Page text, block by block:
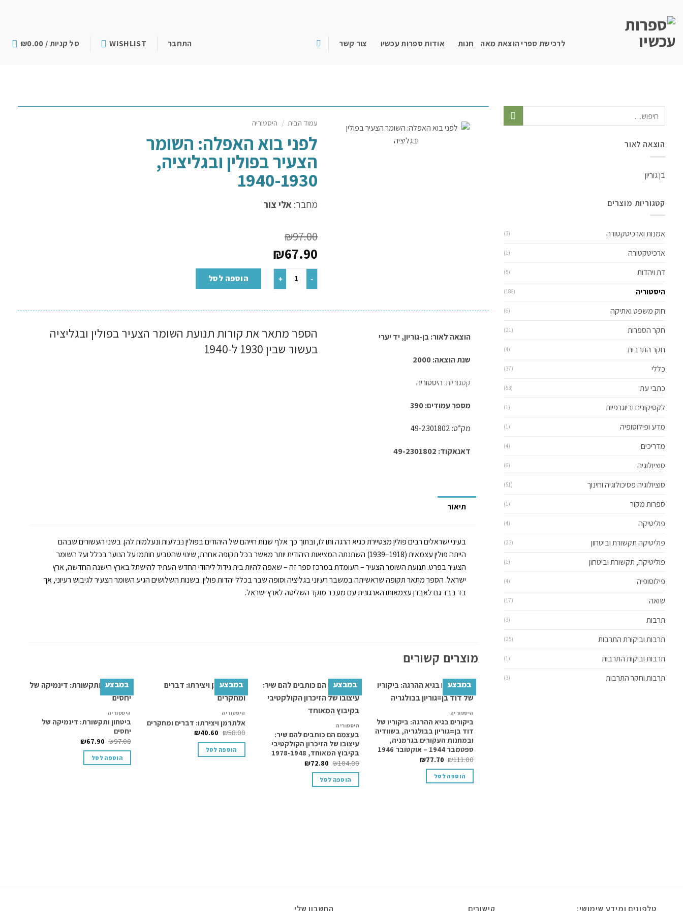
צור קשר אודות ספרות עכשיו חנות לרכישת ספרי הוצאת מאה התחבר WISHLIST סל קניות / ₪0.00
הוצאה לאור
בן גוריון
קטגוריות מוצרים
אמנות וארכיטקטורה (3)
ארכיטקטורה (1)
דת ויהדות (5)
היסטוריה (186)
חוק משפט ואתיקה (6)
חקר הספרות (21)
חקר התרבות (4)
כללי (37)
כתבי עת (53)
לקסיקונים וביוגרפיות (1)
מדע ופילוסופיה (1)
מדריכים (4)
סוציולוגיה (6)
סוציולוגיה פסיכולוגיה וחינוך (51)
ספרות מקור (1)
פוליטיקה (4)
פוליטיקה תקשורת וביטחון (23)
פוליטיקה, תקשורת וביטחון (1)
פילוסופיה (4)
שואה (17)
תרבות (3)
תרבות וביקורת התרבות (25)
תרבות וביקות התרבות (1)
תרבות וחקר התרבות (3)
עמוד הבית / היסטוריה
לפני בוא האפלה: השומר
הצעיר בפולין ובגליציה,
1940-1930
מחבר: אלי צור
₪97.00
₪67.90
הוספה לסל
הוצאה לאור:בן-גוריון,יד יערי
שנת הוצאה: 2000
קטגוריות: היסטוריה
מספר עמודים: 390
מק”ט: 49-2301802
דאנאקוד: 49-2301802
הספר מתאר את קורות תנועת השומר הצעיר בפולין ובגליציה
בעשור שבין 1930 ל-1940
תיאור
בעיני ישראלים רבים פולין מצטיירת כגיא הרגה ותו לו, ובתוך כך אלף שנות חייהם של היהודים בפולין נבלעות ונעלמות להן. בשני העשורים שבהם
הייתה פולין עצמאית (1918–1939) השתנתה המציאות היהודית יותר מאשר בכל תקופה אחרת, שינוי שהטביע חותמו על הנוער בכלל ועל השומר
הצעיר בפרט. תנועת השומר הצעיר – העומדת במרכז ספר זה – שאפה להיות בית גידול ליהודי החדש העתיד להישתל בארץ הישנה החדשה, ארץ
ישראל. הספר מתאר תקופה שראשיתה במשבר רעיוני בגליציה וסופה שבר בכלל יהדות פולין. בשנות השלושים הגיע השומר הצעיר לגיבוש רעיוני, אך
בד בבד גם לאבדן עצמאותו הארגונית עם מעבר מוקד השליטה לארץ ישראל.
מוצרים קשורים
במבצע
היסטוריה
ביקורים בגיא ההרגה: ביקוריו של
דוד בן=גוריון בבולגריה, בשוודיה
ובמחנות העקורים בגרמניה,
ספטמבר 1944 – אוקטובר 1946
₪111.00
₪77.70
הוספה לסל
במבצע
היסטוריה
בעצמם הם כותבים להם שיר:
עיצובו של הזיכרון הקולקטיבי
בקיבוץ המאוחד, 1978-1948
₪104.00
₪72.80
הוספה לסל
במבצע
היסטוריה
אלתרמן ויצירתו: דברים ומחקרים
₪58.00
₪40.60
הוספה לסל
במבצע
היסטוריה
ביטחון ותקשורת: דינמיקה של
יחסים
₪97.00
₪67.90
הוספה לסל
טלפונים ומידע שימושי: קישורים החשבון שלי